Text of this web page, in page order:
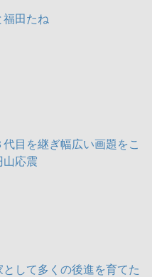
田たね
代目を継ぎ幅広い画題をこ
山応震
して多くの後進を育てた